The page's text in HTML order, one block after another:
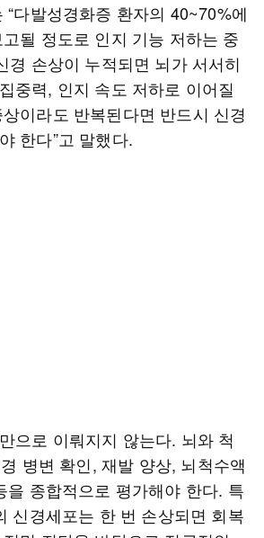
다발성경화증 환자의 40~70%에
될 정도로 인지 기능 저하는 중
경 손상이 누적되면 뇌가 서서히
중력, 인지 속도 저하로 이어질
이라도 반복된다면 반드시 신경
한다”고 말했다.
으로 이뤄지지 않는다. 뇌와 척
병변 확인, 재발 양상, 뇌척수액
을 종합적으로 평가해야 한다. 특
신경세포는 한 번 손상되면 회복